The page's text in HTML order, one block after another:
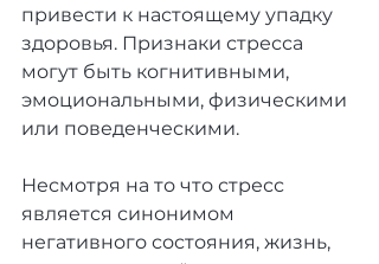
привести к настоящему упадку
здоровья. Признаки стресса
могут быть когнитивными,
эмоциональными, физическими
или поведенческими.
Несмотря на то что стресс
является синонимом
негативного состояния, жизнь,